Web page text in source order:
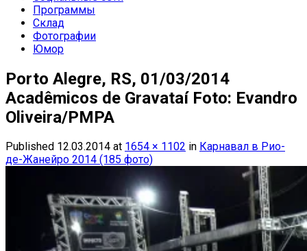
Программы
Склад
Фотографии
Юмор
Porto Alegre, RS, 01/03/2014
Acadêmicos de Gravataí Foto: Evandro
Oliveira/PMPA
Published 12.03.2014 at 1654 × 1102 in Карнавал в Рио-
де-Жанейро 2014 (185 фото)